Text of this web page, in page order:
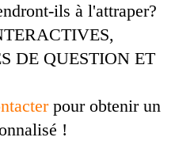
ils à l'attraper?
DE QUESTION ET
pour obtenir un
!